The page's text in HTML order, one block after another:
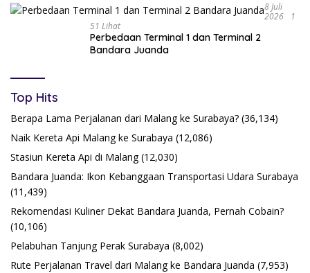
8 Juli
2026
1
51 Lihat
Perbedaan Terminal 1 dan Terminal 2
Bandara Juanda
Top Hits
Berapa Lama Perjalanan dari Malang ke Surabaya? (36,134)
Naik Kereta Api Malang ke Surabaya (12,086)
Stasiun Kereta Api di Malang (12,030)
Bandara Juanda: Ikon Kebanggaan Transportasi Udara Surabaya
(11,439)
Rekomendasi Kuliner Dekat Bandara Juanda, Pernah Cobain?
(10,106)
Pelabuhan Tanjung Perak Surabaya (8,002)
Rute Perjalanan Travel dari Malang ke Bandara Juanda (7,953)